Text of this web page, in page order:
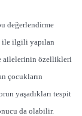
değerlendirme
ile ilgili yapılan
ailelerinin özellikleri
çocukların
yaşadıkları tespit
da olabilir.